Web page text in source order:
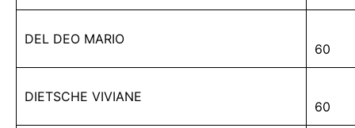
DEL DEO MARIO
60
DIETSCHE VIVIANE
60